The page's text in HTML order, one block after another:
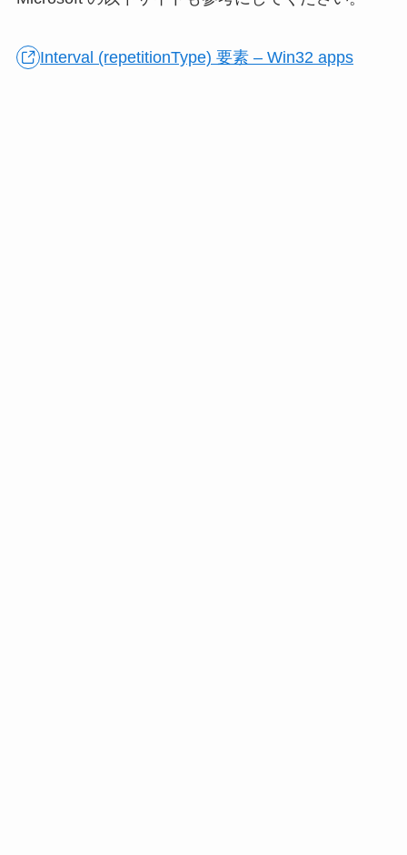
Interval (repetitionType) 要素 – Win32 apps